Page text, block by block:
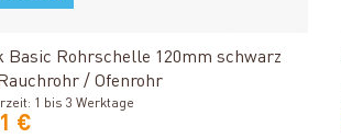
Basic Rohrschelle 120mm schwarz
/ Ofenrohr
1 bis 3 Werktage
€